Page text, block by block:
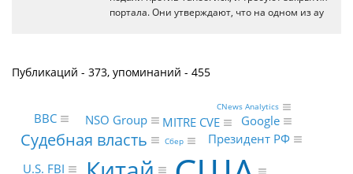
портала. Они утверждают, что на одном из ау
Публикаций - 373, упоминаний - 455
Судебная власть Президент РФ
U.S. FBI
Google
MITRE CVE
NSO Group
BBC
Сбер
CNews Analytics